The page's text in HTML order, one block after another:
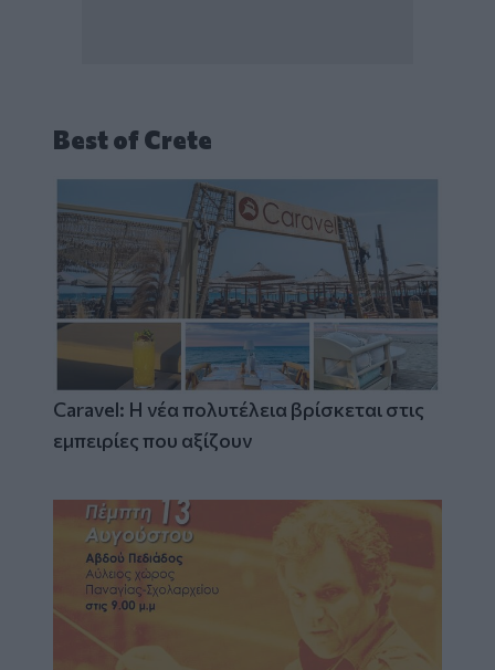
Best of Crete
Caravel: Η νέα πολυτέλεια βρίσκεται στις
εμπειρίες που αξίζουν